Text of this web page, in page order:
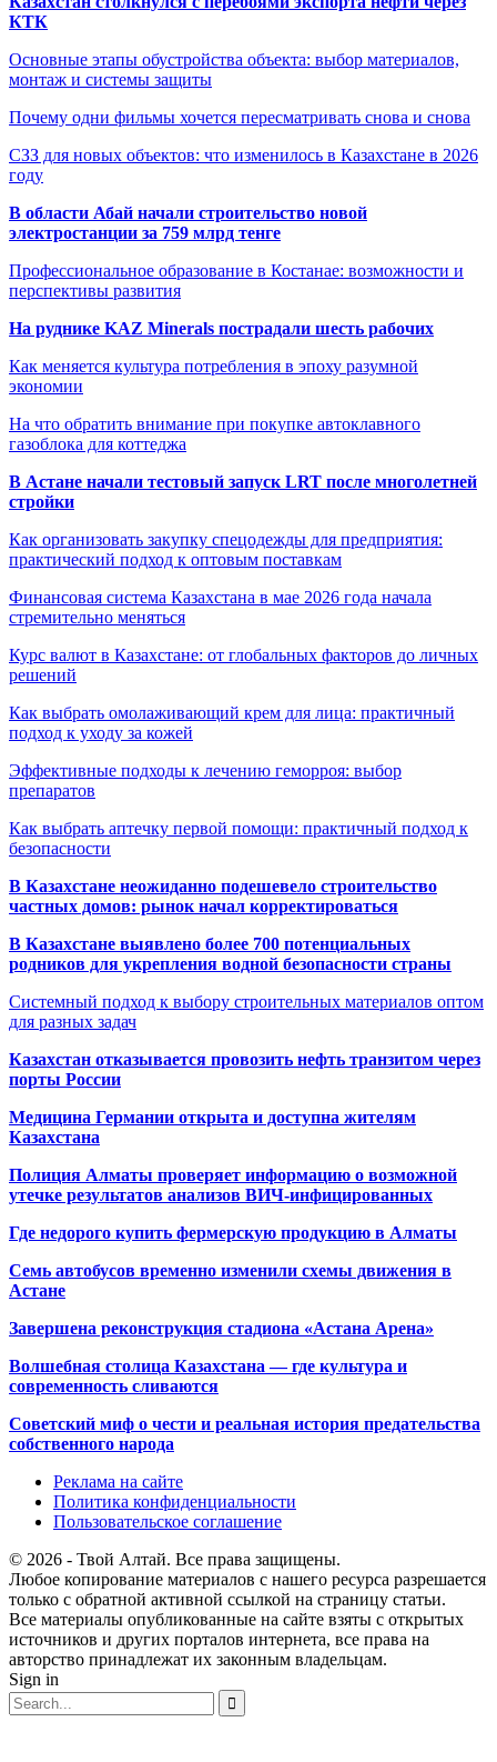
КТК
Основные этапы обустройства объекта: выбор материалов,
монтаж и системы защиты
Почему одни фильмы хочется пересматривать снова и снова
СЗЗ для новых объектов: что изменилось в Казахстане в 2026
году
В области Абай начали строительство новой
электростанции за 759 млрд тенге
Профессиональное образование в Костанае: возможности и
перспективы развития
На руднике KAZ Minerals пострадали шесть рабочих
Как меняется культура потребления в эпоху разумной
экономии
На что обратить внимание при покупке автоклавного
газоблока для коттеджа
В Астане начали тестовый запуск LRT после многолетней
стройки
Как организовать закупку спецодежды для предприятия:
практический подход к оптовым поставкам
Финансовая система Казахстана в мае 2026 года начала
стремительно меняться
Курс валют в Казахстане: от глобальных факторов до личных
решений
Как выбрать омолаживающий крем для лица: практичный
подход к уходу за кожей
Эффективные подходы к лечению геморроя: выбор
препаратов
Как выбрать аптечку первой помощи: практичный подход к
безопасности
В Казахстане неожиданно подешевело строительство
частных домов: рынок начал корректироваться
В Казахстане выявлено более 700 потенциальных
родников для укрепления водной безопасности страны
Системный подход к выбору строительных материалов оптом
для разных задач
Казахстан отказывается провозить нефть транзитом через
порты России
Медицина Германии открыта и доступна жителям
Казахстана
Полиция Алматы проверяет информацию о возможной
утечке результатов анализов ВИЧ-инфицированных
Где недорого купить фермерскую продукцию в Алматы
Семь автобусов временно изменили схемы движения в
Астане
Завершена реконструкция стадиона «Астана Арена»
Волшебная столица Казахстана — где культура и
современность сливаются
Советский миф о чести и реальная история предательства
собственного народа
Реклама на сайте
Политика конфиденциальности
Пользовательское соглашение
© 2026 - Твой Алтай. Все права защищены.
Любое копирование материалов с нашего ресурса разрешается
только с обратной активной ссылкой на страницу статьи.
Все материалы опубликованные на сайте взяты с открытых
источников и других порталов интернета, все права на
авторство принадлежат их законным владельцам.
Sign in